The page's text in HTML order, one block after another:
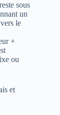
sous
un
le
+
ou
et